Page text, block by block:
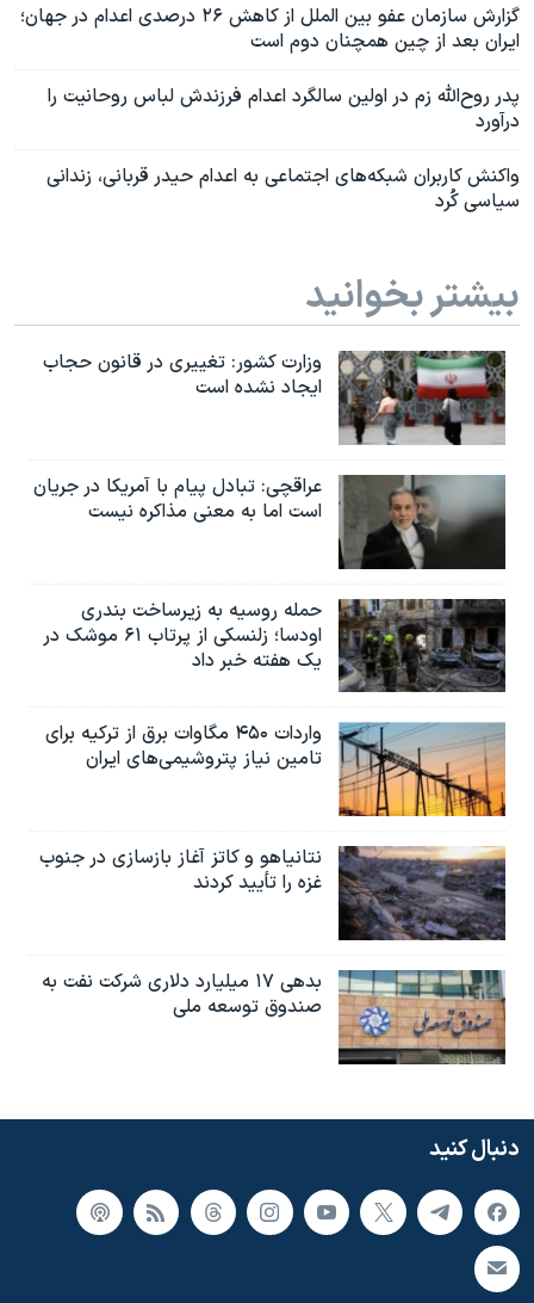
گزارش سازمان عفو بین الملل از کاهش ۲۶ درصدی اعدام در جهان؛
ایران بعد از چین همچنان دوم است
پدر روح‌الله زم در اولین سالگرد اعدام فرزندش لباس روحانیت را
درآورد
واکنش کاربران شبکه‌های اجتماعی به اعدام حیدر قربانی، زندانی
سیاسی کُرد
بیشتر بخوانید
وزارت کشور: تغییری در قانون حجاب
ایجاد نشده است
عراقچی: تبادل پیام با آمریکا در جریان
است اما به معنی مذاکره نیست
حمله روسیه به زیرساخت بندری
اودسا؛ زلنسکی از پرتاب ۶۱ موشک در
یک هفته خبر داد
واردات ۴۵۰ مگاوات برق از ترکیه برای
تامین نیاز پتروشیمی‌های ایران
نتانیاهو و کاتز آغاز بازسازی در جنوب
غزه را تأیید کردند
بدهی ۱۷ میلیارد دلاری شرکت نفت به
صندوق توسعه ملی
دنبال کنید